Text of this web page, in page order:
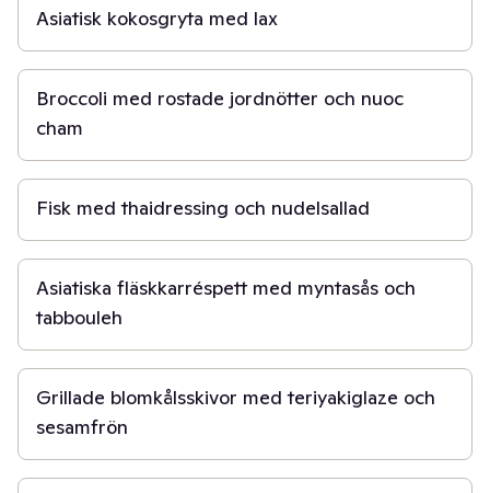
Asiatisk kokosgryta med lax
15 min
Broccoli med rostade jordnötter och nuoc
cham
45 min
Fisk med thaidressing och nudelsallad
1 t 30 min
Asiatiska fläskkarréspett med myntasås och
tabbouleh
20 min
Grillade blomkålsskivor med teriyakiglaze och
sesamfrön
15 min